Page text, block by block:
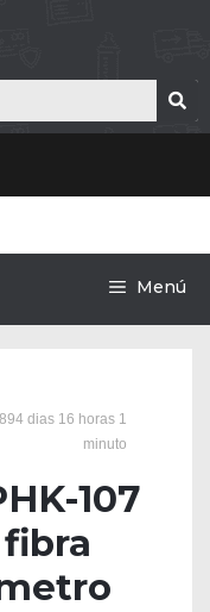
Menú
dias 16 horas 1
minuto
107